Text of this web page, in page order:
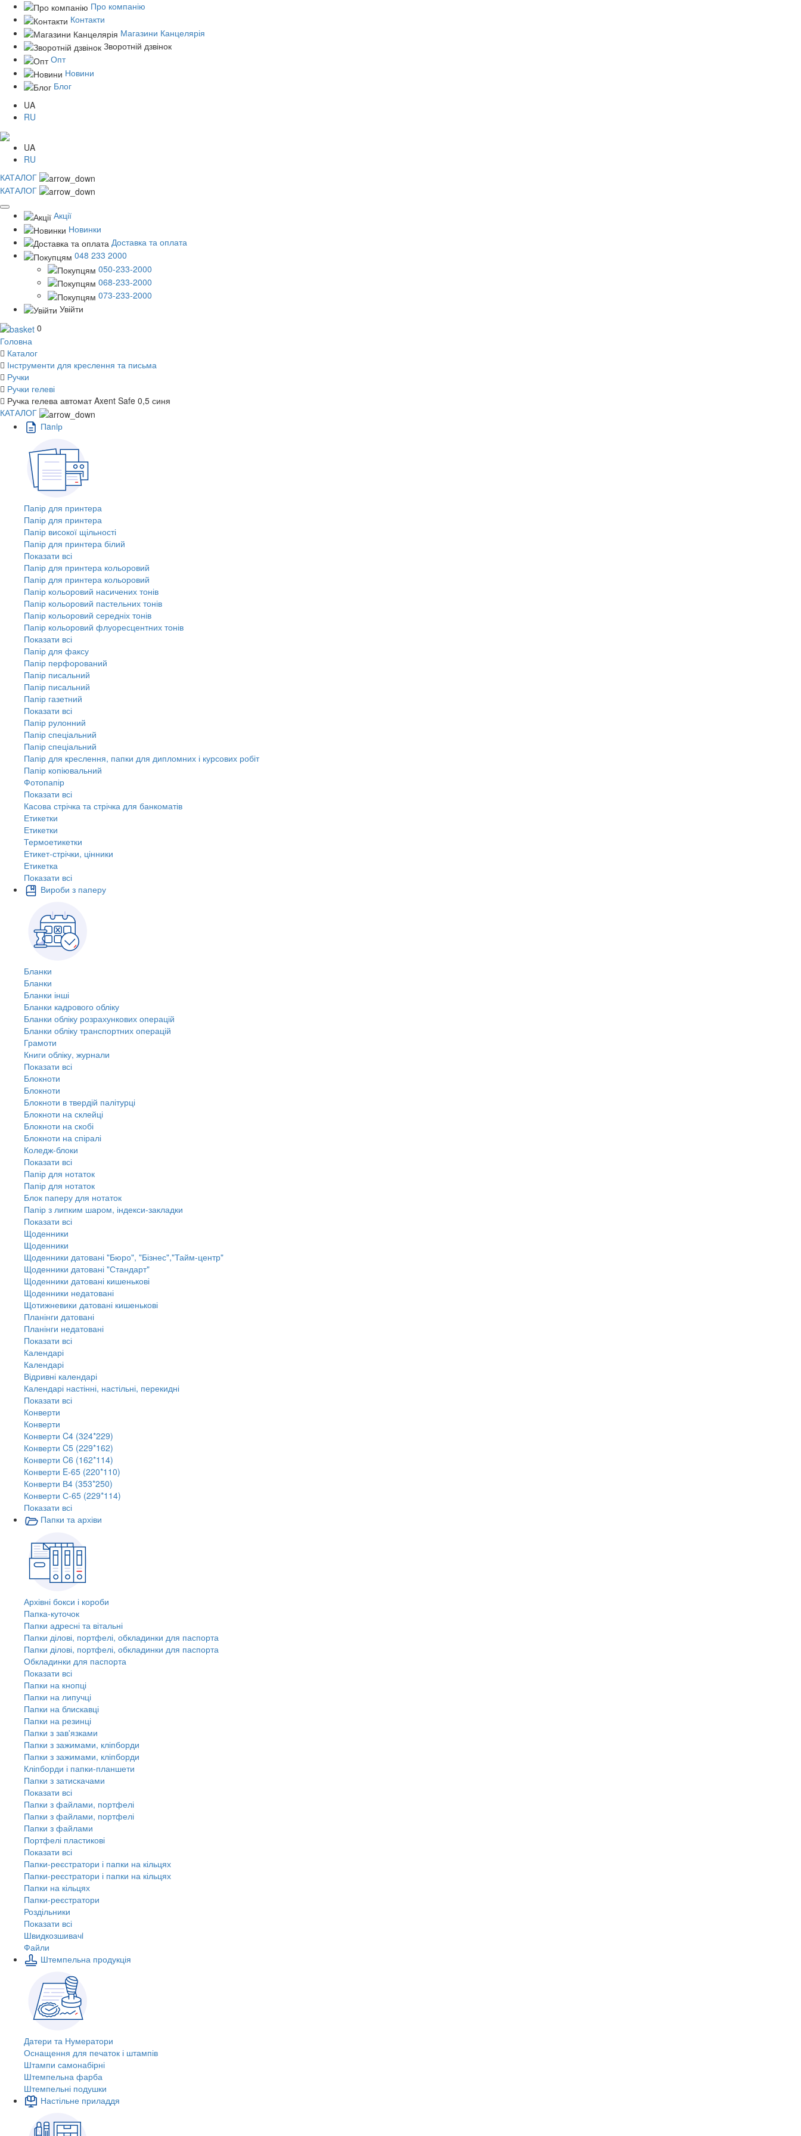
Про компанію
Контакти
Магазини Канцелярія
Зворотній дзвінок
Опт
Новини
Блог
UA
RU
UA
RU
КАТАЛОГ
КАТАЛОГ
Акції
Новинки
Доставка та оплата
048 233 2000
050-233-2000
068-233-2000
073-233-2000
Увійти
0
Головна
Каталог
Інструменти для креслення та письма
Ручки
Ручки гелеві
Ручка гелева автомат Axent Safe 0,5 синя
КАТАЛОГ
Пaпiр
Папір для принтера
Папір для принтера
Папір високої щільності
Папір для принтера білий
Показати всі
Папір для принтера кольоровий
Папір для принтера кольоровий
Папір кольоровий насичених тонів
Папір кольоровий пастельних тонів
Папір кольоровий середніх тонів
Папір кольоровий флуоресцентних тонів
Показати всі
Папір для факсу
Папір перфорований
Папір писальний
Папір писальний
Папір газетний
Показати всі
Папір рулонний
Папір спеціальний
Папір спеціальний
Папір для креслення, папки для дипломних і курсових робіт
Папір копіювальний
Фотопапір
Показати всі
Касова стрічка та стрічка для банкоматів
Етикетки
Етикетки
Термоетикетки
Етикет-стрічки, цінники
Етикетка
Показати всі
Вироби з паперу
Бланки
Бланки
Бланки інші
Бланки кадрового обліку
Бланки обліку розрахункових операцій
Бланки обліку транспортних операцій
Грамоти
Книги обліку, журнали
Показати всі
Блокноти
Блокноти
Блокноти в твердій палітурці
Блокноти на склейці
Блокноти на скобі
Блокноти на спіралі
Коледж-блоки
Показати всі
Папір для нотаток
Папір для нотаток
Блок паперу для нотаток
Папір з липким шаром, індекси-закладки
Показати всі
Щоденники
Щоденники
Щоденники датовані "Бюро", "Бізнес","Тайм-центр"
Щоденники датовані "Стандарт"
Щоденники датовані кишенькові
Щоденники недатовані
Щотижневики датовані кишенькові
Планінги датовані
Планінги недатовані
Показати всі
Календарі
Календарі
Відривні календарі
Календарі настінні, настільні, перекидні
Показати всі
Конверти
Конверти
Конверти C4 (324*229)
Конверти C5 (229*162)
Конверти C6 (162*114)
Конверти E-65 (220*110)
Конверти В4 (353*250)
Конверти С-65 (229*114)
Показати всі
Папки та архіви
Архівні бокси і короби
Папка-куточок
Папки адресні та вітальні
Папки ділові, портфелі, обкладинки для паспорта
Папки ділові, портфелі, обкладинки для паспорта
Обкладинки для паспорта
Показати всі
Папки на кнопці
Папки на липучці
Папки на блискавці
Папки на резинці
Папки з зав'язками
Папки з зажимами, кліпборди
Папки з зажимами, кліпборди
Кліпборди і папки-планшети
Папки з затискачами
Показати всі
Папки з файлами, портфелі
Папки з файлами, портфелі
Папки з файлами
Портфелі пластикові
Показати всі
Папки-реєстратори і папки на кільцях
Папки-реєстратори і папки на кільцях
Папки на кільцях
Папки-реєстратори
Роздільники
Показати всі
Швидкозшивачi
Файли
Штемпельна продукція
Датери та Нумератори
Оснащення для печаток і штампів
Штампи самонабірні
Штемпельна фарба
Штемпельні подушки
Настільне приладдя